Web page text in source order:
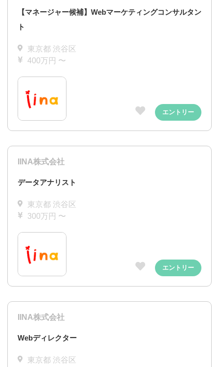
【マネージャー候補】Webマーケティングコンサルタン
ト
東京都 渋谷区
400万円 〜
エントリー
IINA株式会社
データアナリスト
東京都 渋谷区
300万円 〜
エントリー
IINA株式会社
Webディレクター
東京都 渋谷区